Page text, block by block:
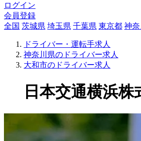
ログイン
会員登録
全国 茨城県 埼玉県 千葉県 東京都 神
ドライバー・運転手求人
神奈川県のドライバー求人
大和市のドライバー求人
日本交通横浜